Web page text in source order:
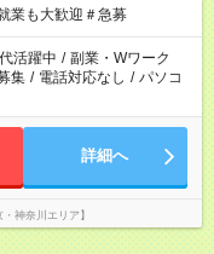
も大歓迎＃急募
活躍中 / 副業・Wワーク
集 / 電話対応なし / パソコ
詳細へ
神奈川エリア】